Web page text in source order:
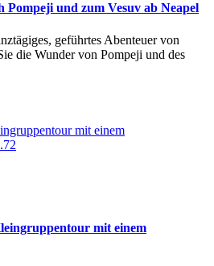
Pompeji und zum Vesuv ab Neapel
geführtes Abenteuer von
die Wunder von Pompeji und des
mit einem
mit einem